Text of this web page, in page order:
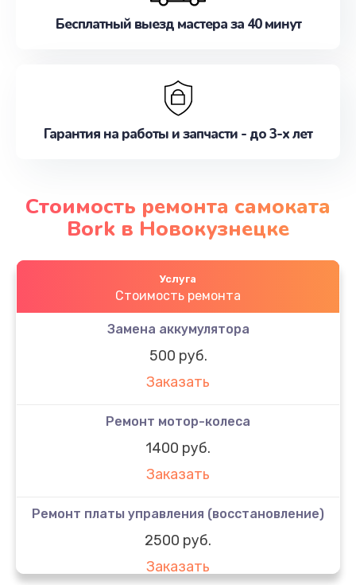
Бесплатный выезд мастера за 40 минут
Гарантия на работы и запчасти - до 3-х лет
Стоимость ремонта самоката
Bork в Новокузнецке
Услуга
Стоимость ремонта
Замена аккумулятора
500 руб.
Заказать
Ремонт мотор-колеса
1400 руб.
Заказать
Ремонт платы управления (восстановление)
2500 руб.
Заказать